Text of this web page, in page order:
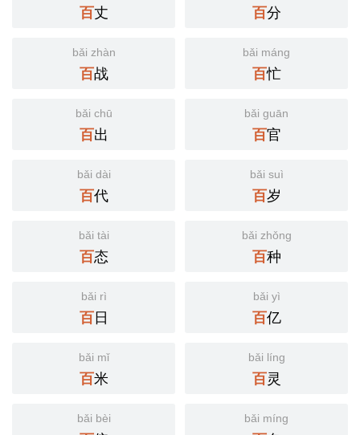
百丈 百分
bǎi zhàn
百战
bǎi máng
百忙
bǎi chū
百出
bǎi guān
百官
bǎi dài
百代
bǎi suì
百岁
bǎi tài
百态
bǎi zhǒng
百种
bǎi rì
百日
bǎi yì
百亿
bǎi mǐ
百米
bǎi líng
百灵
bǎi bèi bǎi míng